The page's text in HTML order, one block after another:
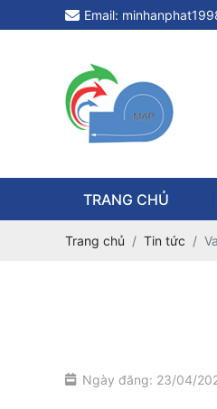
Email:
TRANG CHỦ
Trang chủ Tin tức
Ngày đăng: 23/04/